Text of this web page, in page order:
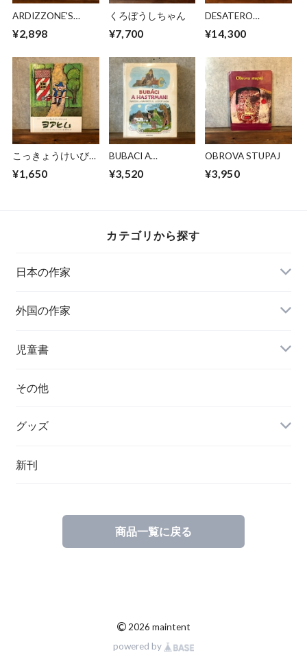
ARDIZZONE'S
TALES
¥2,898
くろぼうしちゃん
¥7,700
DESATERO
ZVIRATKACH
¥14,300
こっきょうけいびに
¥1,650
BUBACI A
¥3,520
OBROVA STUPAJ
¥3,950
カテゴリから探す
日本の作家
外国の作家
チェコ
ハンガリー
その他
ポーランド
児童書
その他
グッズ
新刊
商品一覧に戻る
© 2026 maintent
powered by